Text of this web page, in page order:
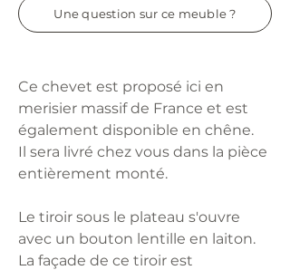
Une question sur ce meuble ?
Ce chevet est proposé ici en
merisier massif de France et est
également disponible en chêne.
Il sera livré chez vous dans la pièce
entièrement monté.
Le tiroir sous le plateau s'ouvre
avec un bouton lentille en laiton.
La façade de ce tiroir est